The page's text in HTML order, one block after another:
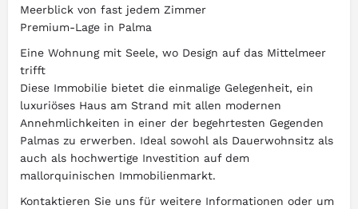
Meerblick von fast jedem Zimmer
Premium-Lage in Palma
Eine Wohnung mit Seele, wo Design auf das Mittelmeer
trifft
Diese Immobilie bietet die einmalige Gelegenheit, ein
luxuriöses Haus am Strand mit allen modernen
Annehmlichkeiten in einer der begehrtesten Gegenden
Palmas zu erwerben. Ideal sowohl als Dauerwohnsitz als
auch als hochwertige Investition auf dem
mallorquinischen Immobilienmarkt.
Kontaktieren Sie uns für weitere Informationen oder um